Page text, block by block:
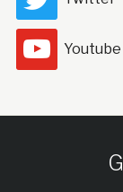
Youtube